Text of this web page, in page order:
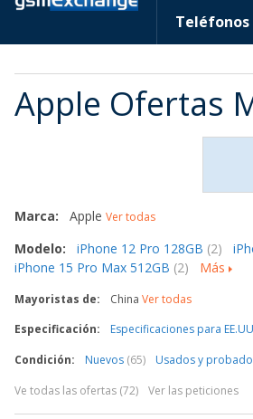
Teléfonos
Apple Ofertas
Marca: Apple Ver todas
Modelo: iPhone 12 Pro 128GB (2)
iPhone 15 Pro Max 512GB (2) Más
Mayoristas de: China Ver todas
Especificación:
Especificaciones para
Condición:
Nuevos (65) Usados y
Ve todas las ofertas (72)
Ver las peticiones